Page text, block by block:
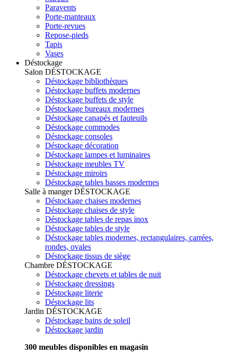
Paravents
Porte-manteaux
Porte-revues
Repose-pieds
Tapis
Vases
Déstockage
Salon DÉSTOCKAGE
Déstockage bibliothèques
Déstockage buffets modernes
Déstockage buffets de style
Déstockage bureaux modernes
Déstockage canapés et fauteuils
Déstockage commodes
Déstockage consoles
Déstockage décoration
Déstockage lampes et luminaires
Déstockage meubles TV
Déstockage miroirs
Déstockage tables basses modernes
Salle à mangerDÉSTOCKAGE
Déstockage chaises modernes
Déstockage chaises de style
Déstockage tables de repas inox
Déstockage tables de style
Déstockage tables modernes, rectangulaires, carrées,
rondes, ovales
Déstockage tissus de siège
Chambre DÉSTOCKAGE
Déstockage chevets et tables de nuit
Déstockage dressings
Déstockage literie
Déstockage lits
Jardin DÉSTOCKAGE
Déstockage bains de soleil
Déstockage jardin
300 meubles disponibles en magasin